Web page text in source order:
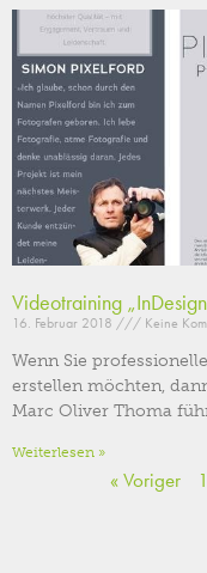
Videotraining
16. Februar 2018 Keine
Wenn Sie
erstellen möchten,
Marc Oliver Thoma
Weiterlesen »
« Voriger 1